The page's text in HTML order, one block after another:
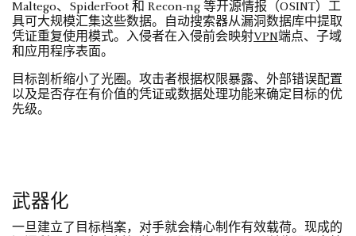
Maltego、SpiderFoot 和 Recon-ng 等开源情报（OSINT）工
具可大规模汇集这些数据。自动搜索器从漏洞数据库中提取
凭证重复使用模式。入侵者在入侵前会映射VPN端点、子域
和应用程序表面。
目标剖析缩小了光圈。攻击者根据权限暴露、外部错误配置
以及是否存在有价值的凭证或数据处理功能来确定目标的优
先级。
武器化
一旦建立了目标档案，对手就会精心制作有效载荷。现成的